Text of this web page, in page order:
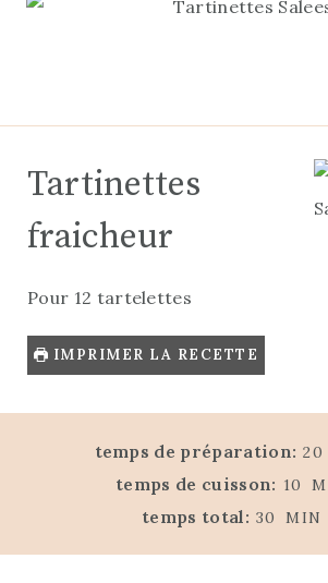
Tartinettes
fraicheur
Pour 12 tartelettes
IMPRIMER LA RECETTE
temps de préparation: 20
temps de cuisson: 10 M
I
temps total: 30
M
MIN